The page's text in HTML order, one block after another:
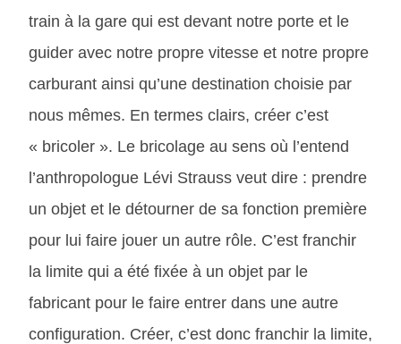
train à la gare qui est devant notre porte et le
guider avec notre propre vitesse et notre propre
carburant ainsi qu’une destination choisie par
nous mêmes. En termes clairs, créer c’est
« bricoler ». Le bricolage au sens où l’entend
l’anthropologue Lévi Strauss veut dire : prendre
un objet et le détourner de sa fonction première
pour lui faire jouer un autre rôle. C’est franchir
la limite qui a été fixée à un objet par le
fabricant pour le faire entrer dans une autre
configuration. Créer, c’est donc franchir la limite,